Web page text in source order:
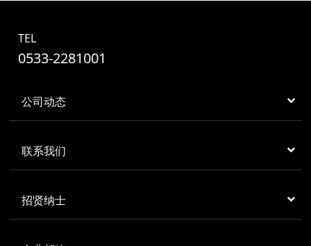
TEL
0533-2281001
公司动态
联系我们
招贤纳士